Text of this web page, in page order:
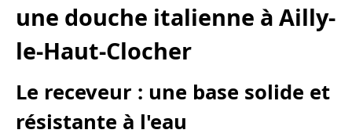
une douche italienne à Ailly-
le-Haut-Clocher
Le receveur : une base solide et
résistante à l'eau